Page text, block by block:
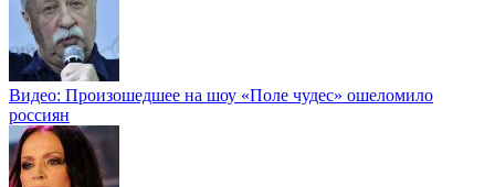
Видео: Произошедшее на шоу «Поле чудес» ошеломило
россиян